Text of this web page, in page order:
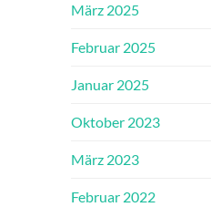
März 2025
Februar 2025
Januar 2025
Oktober 2023
März 2023
Februar 2022